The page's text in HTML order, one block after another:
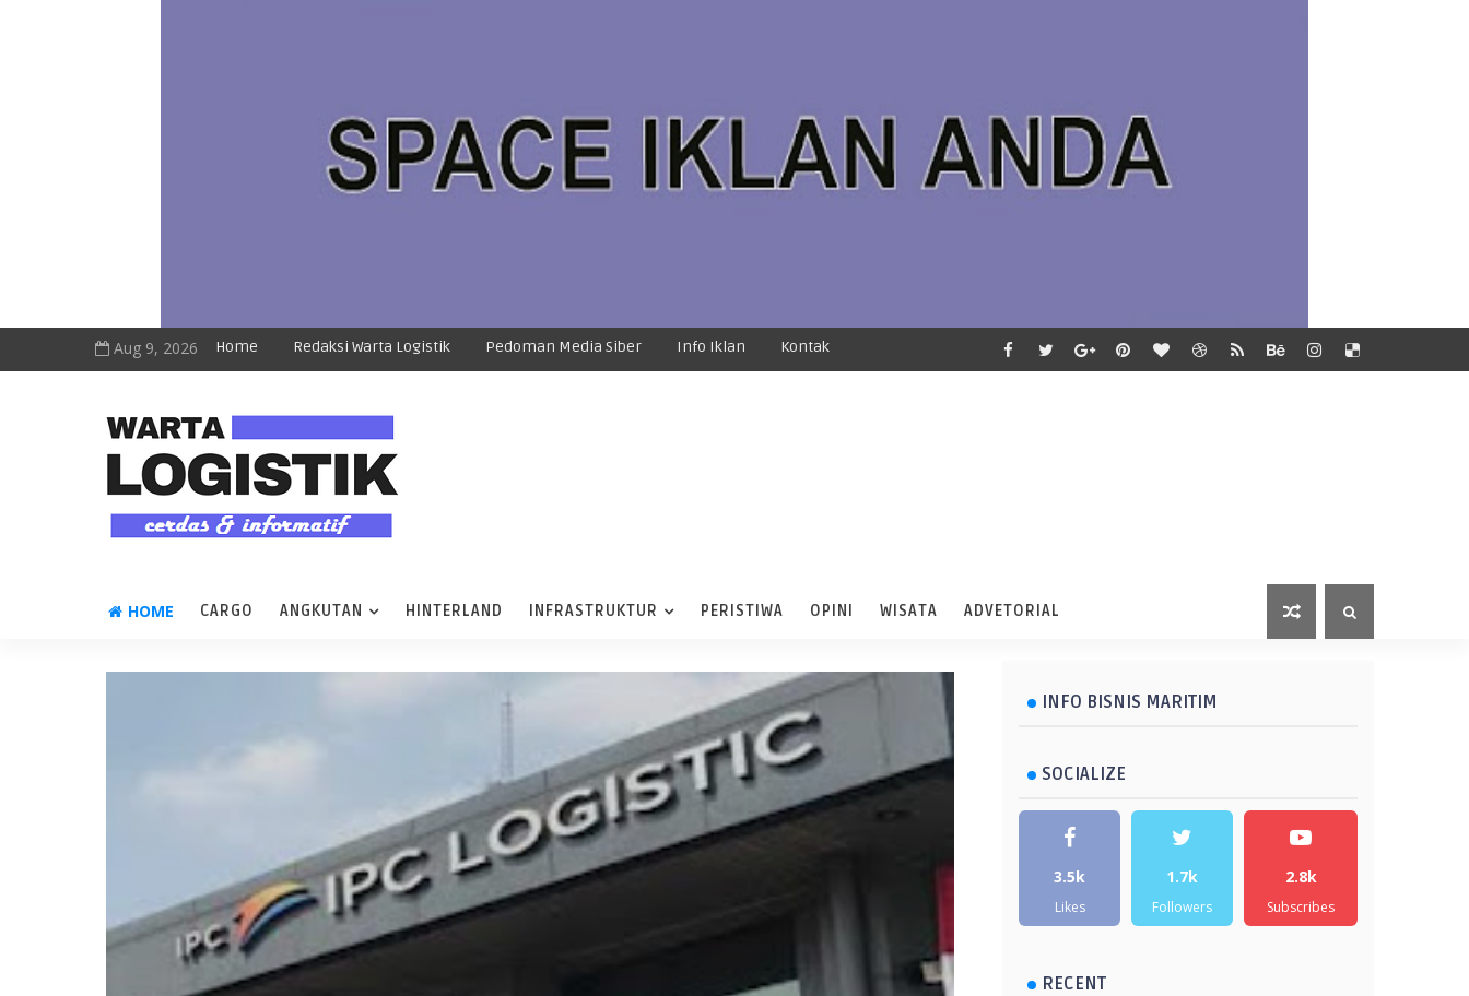
Aug 9, 2026 Home Redaksi Warta Logistik Pedoman Media Siber Info Iklan Kontak
HOME CARGO ANGKUTAN HINTERLAND INFRASTRUKTUR PERISTIWA OPINI WISATA ADVETORIAL
INFO BISNIS MARITIM
SOCIALIZE
3.5k
Likes
1.7k
Followers
2.8k
Subscribes
RECENT